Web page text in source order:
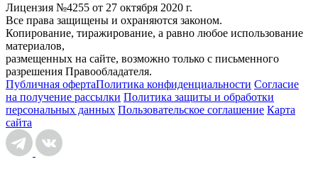
Лицензия №4255 от 27 октября 2020 г.
Все права защищены и охраняются законом.
Копирование, тиражирование, а равно любое использование
материалов,
размещенных на сайте, возможно только с письменного
разрешения Правообладателя.
Публичная офертаПолитика конфиденциальности Согласие
на получение рассылки Политика защиты и обработки
персональных данных Пользовательское соглашение Карта
сайта